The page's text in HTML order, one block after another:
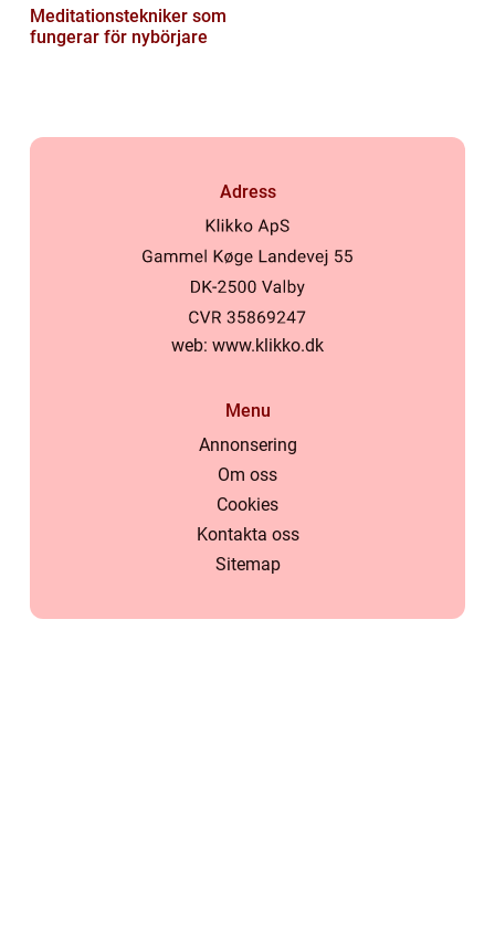
Meditationstekniker som
fungerar för nybörjare
Adress
web: www.klikko.dk
Menu
Annonsering
Om oss
Cookies
Kontakta oss
Sitemap